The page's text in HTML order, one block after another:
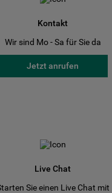
Kontakt
Wir sind Mo - Sa für Sie da
Jetzt anrufen
Live Chat
Sie einen Live Chat mit